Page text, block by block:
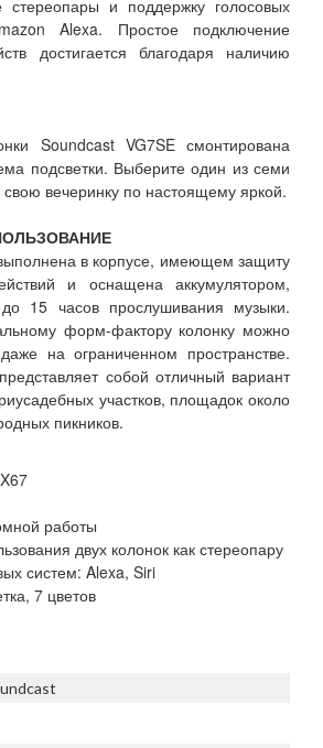
стереопары и поддержку голосовых
Alexa. Простое подключение
достигается благодаря наличию
Soundcast VG7SE смонтирована
подсветки. Выберите один из семи
свою вечеринку по настоящему яркой.
в корпусе, имеющем защиту
и оснащена аккумулятором,
15 часов прослушивания музыки.
форм-фактору колонку можно
на ограниченном пространстве.
собой отличный вариант
участков, площадок около
пикников.
работы
двух колонок как стереопару
систем: Alexa, Siri
7 цветов